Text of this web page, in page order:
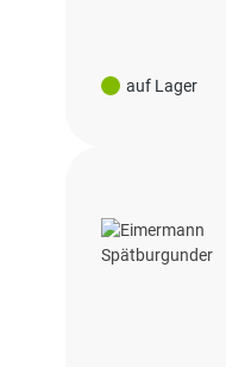
auf Lager